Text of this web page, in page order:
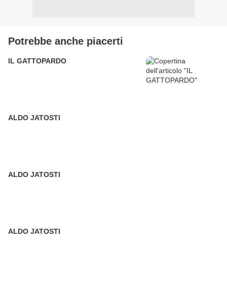
Potrebbe anche piacerti
IL GATTOPARDO
ALDO JATOSTI
ALDO JATOSTI
ALDO JATOSTI